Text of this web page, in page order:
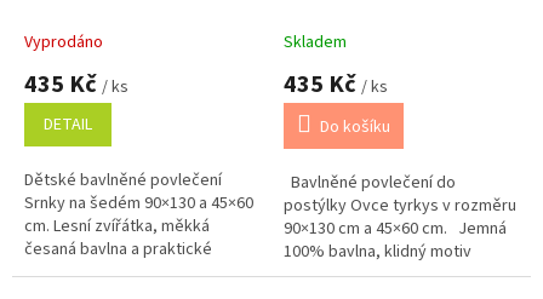
Vyprodáno
435 Kč / ks
DETAIL
Dětské bavlněné povlečení
Srnky na šedém 90×130 a 45×60
cm. Lesní zvířátka, měkká
česaná bavlna a praktické
zipové zapínání.
Skladem
435 Kč / ks
Do košíku
Bavlněné povlečení do
postýlky Ovce tyrkys v rozměru
90×130 cm a 45×60 cm. Jemná
100% bavlna, klidný motiv
oveček, zapínání na zip a